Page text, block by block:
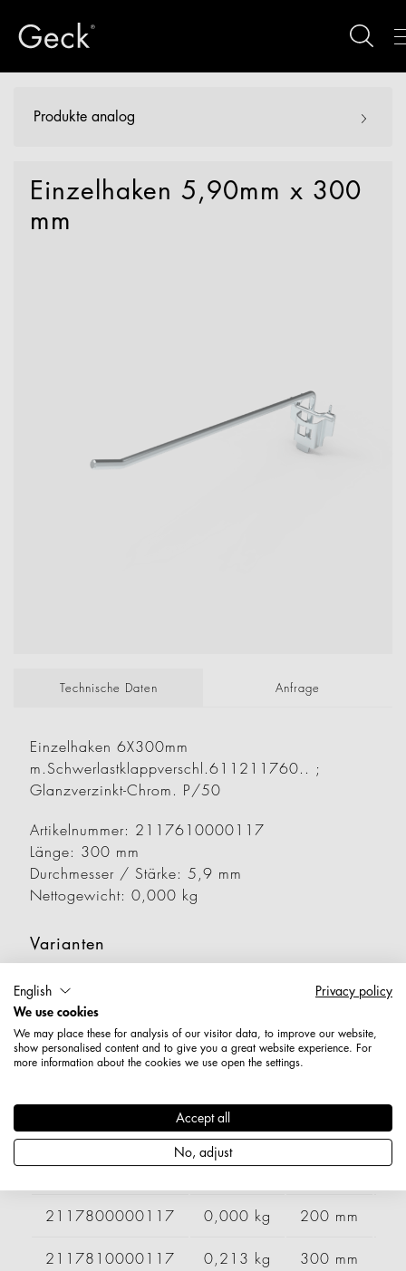
Produkte analog
Einzelhaken 5,90mm x 300
mm
Technische Daten Anfrage
Einzelhaken 6X300mm
m.Schwerlastklappverschl.611211760.. ;
Glanzverzinkt-Chrom. P/50
Artikelnummer: 2117610000117
Länge: 300 mm
Durchmesser / Stärke: 5,9 mm
Nettogewicht: 0,000 kg
Varianten
Artikelnummer Länge
2117120000117 0,000 kg 400 mm
2117600000117 0,000 kg 200 mm
2117800000117 0,000 kg 200 mm
2117810000117 0,213 kg 300 mm
English
Privacy policy
We use cookies
We may place these for analysis of our visitor data, to improve our website,
show personalised content and to give you a great website experience. For
more information about the cookies we use open the settings.
Accept all
No, adjust